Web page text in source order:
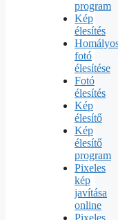
program
Kép
élesítés
fotó
élesítése
Fotó
élesítés
Kép
élesítő
Kép
élesítő
program
Pixeles
kép
javítása
online